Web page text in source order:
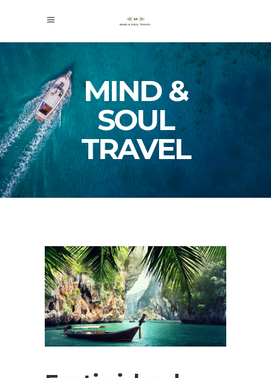
MIND &
SOUL
TRAVEL